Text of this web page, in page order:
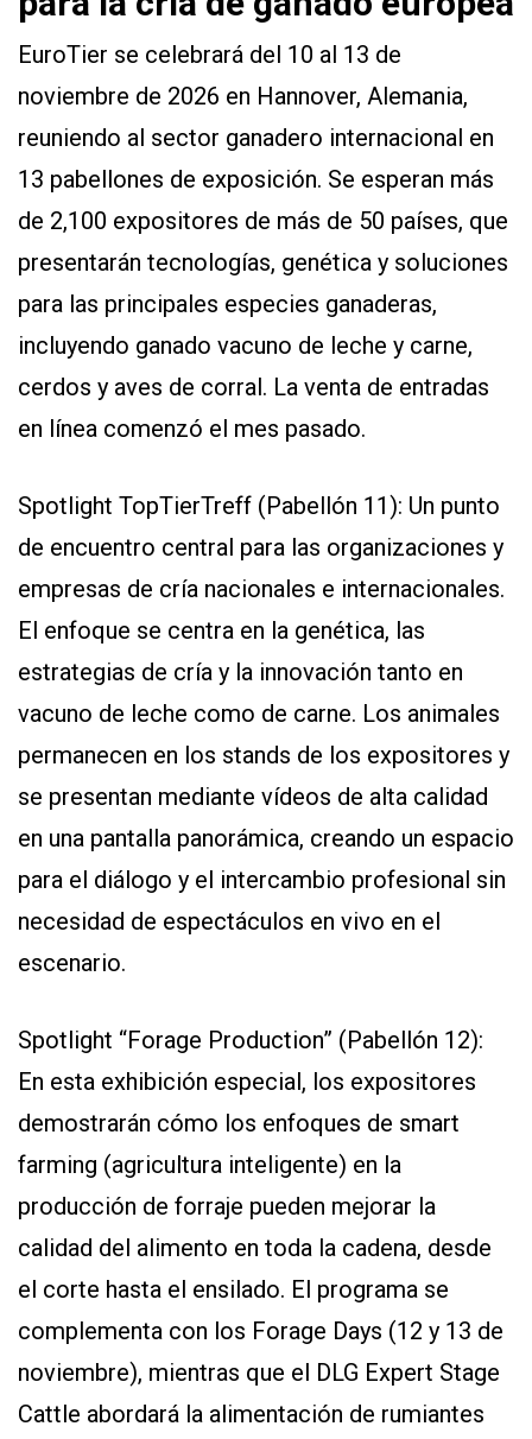
EuroTier se celebrará del 10 al 13 de
noviembre de 2026 en Hannover, Alemania,
reuniendo al sector ganadero internacional en
13 pabellones de exposición. Se esperan más
de 2,100 expositores de más de 50 países, que
presentarán tecnologías, genética y soluciones
para las principales especies ganaderas,
incluyendo ganado vacuno de leche y carne,
cerdos y aves de corral. La venta de entradas
en línea comenzó el mes pasado.
Spotlight TopTierTreff (Pabellón 11): Un punto
de encuentro central para las organizaciones y
empresas de cría nacionales e internacionales.
El enfoque se centra en la genética, las
estrategias de cría y la innovación tanto en
vacuno de leche como de carne. Los animales
permanecen en los stands de los expositores y
se presentan mediante vídeos de alta calidad
en una pantalla panorámica, creando un espacio
para el diálogo y el intercambio profesional sin
necesidad de espectáculos en vivo en el
escenario.
Spotlight “Forage Production” (Pabellón 12):
En esta exhibición especial, los expositores
demostrarán cómo los enfoques de smart
farming (agricultura inteligente) en la
producción de forraje pueden mejorar la
calidad del alimento en toda la cadena, desde
el corte hasta el ensilado. El programa se
complementa con los Forage Days (12 y 13 de
noviembre), mientras que el DLG Expert Stage
Cattle abordará la alimentación de rumiantes